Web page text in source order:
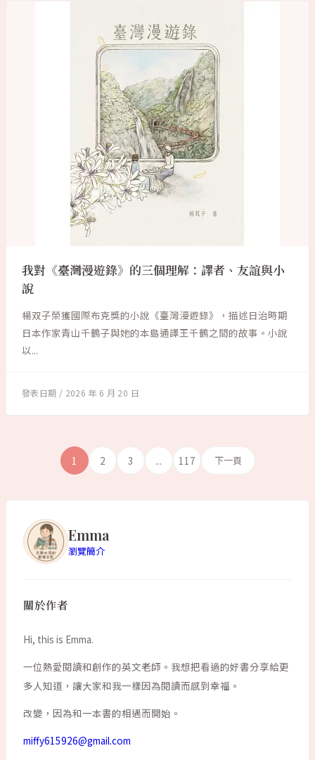
我對《臺灣漫遊錄》的三個理解：譯者、友誼與小
說
楊双子榮獲國際布克獎的小說《臺灣漫遊錄》，描述日治時期
日本作家青山千鶴子與她的本島通譯王千鶴之間的故事。小說
以...
2026 年 6 月 20 日
1 2 3 ... 117 下一頁
Emma
瀏覽簡介
關於作者
Hi, this is Emma.
一位熱愛閱讀和創作的英文老師。我想把看過的好書分享給更
多人知道，讓大家和我一樣因為閱讀而感到幸福。
改變，因為和一本書的相遇而開始。
miffy615926@gmail.com